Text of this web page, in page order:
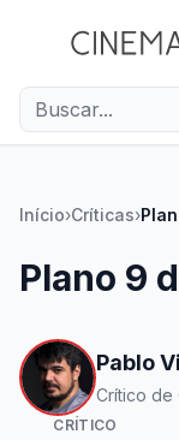
Início›Críticas›
Plano 9
Pablo
Crítico de
CRÍTICO